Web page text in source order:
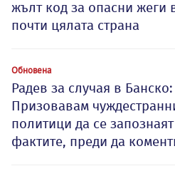
жълт код за опасни жеги
почти цялата страна
Обновена
Радев за случая в Банско:
Призовавам
политици да се запознаят
фактите, преди да